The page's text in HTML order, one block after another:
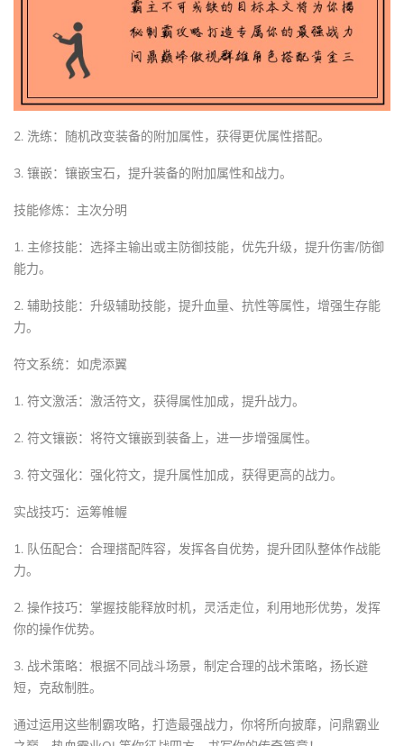
2. 洗练：随机改变装备的附加属性，获得更优属性搭配。
3. 镶嵌：镶嵌宝石，提升装备的附加属性和战力。
技能修炼：主次分明
1. 主修技能：选择主输出或主防御技能，优先升级，提升伤害/防御
能力。
2. 辅助技能：升级辅助技能，提升血量、抗性等属性，增强生存能
力。
符文系统：如虎添翼
1. 符文激活：激活符文，获得属性加成，提升战力。
2. 符文镶嵌：将符文镶嵌到装备上，进一步增强属性。
3. 符文强化：强化符文，提升属性加成，获得更高的战力。
实战技巧：运筹帷幄
1. 队伍配合：合理搭配阵容，发挥各自优势，提升团队整体作战能
力。
2. 操作技巧：掌握技能释放时机，灵活走位，利用地形优势，发挥
你的操作优势。
3. 战术策略：根据不同战斗场景，制定合理的战术策略，扬长避
短，克敌制胜。
通过运用这些制霸攻略，打造最强战力，你将所向披靡，问鼎霸业